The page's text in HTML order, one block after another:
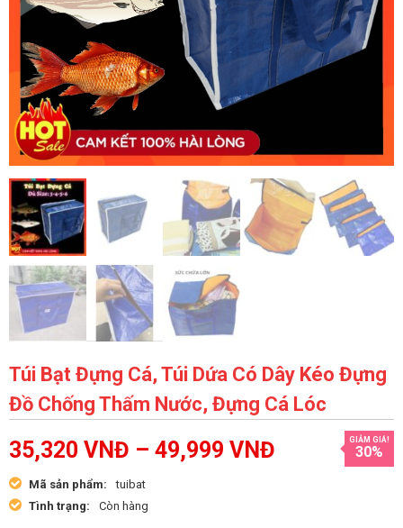
Túi Bạt Đựng Cá, Túi Dứa Có Dây Kéo Đựng
Đồ Chống Thấm Nước, Đựng Cá Lóc
35,320 VNĐ – 49,999 VNĐ GIẢM GIÁ!
30%
Mã sản phẩm:
tuibat
Tình trạng:
Còn hàng